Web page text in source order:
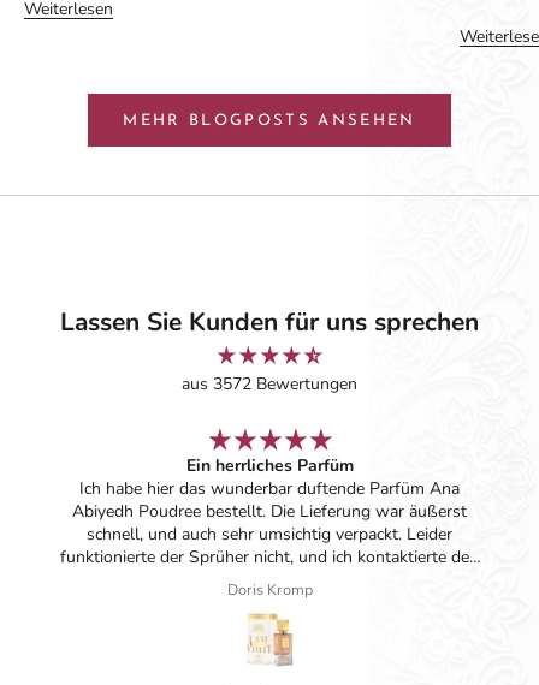
Weiterlesen
MEHR BLOGPOSTS ANSEHEN
Lassen Sie Kunden für uns sprechen
aus 3572 Bewertungen
Ein herrliches Parfüm
Ich habe hier das wunderbar duftende Parfüm Ana
Abiyedh Poudree bestellt. Die Lieferung war äußerst
schnell, und auch sehr umsichtig verpackt. Leider
funktionierte der Sprüher nicht, und ich kontaktierte den
Kundenservice. Hier wurde mir wirklich sehr nett und
zuvorkommend ohne Probleme geholfen. Danke nochmal
dafür!
Diese Firma kann ich nur empfehlen, und ich werde bei
Bedarf immer wieder hier einkaufen!❤️
Doris Kromp